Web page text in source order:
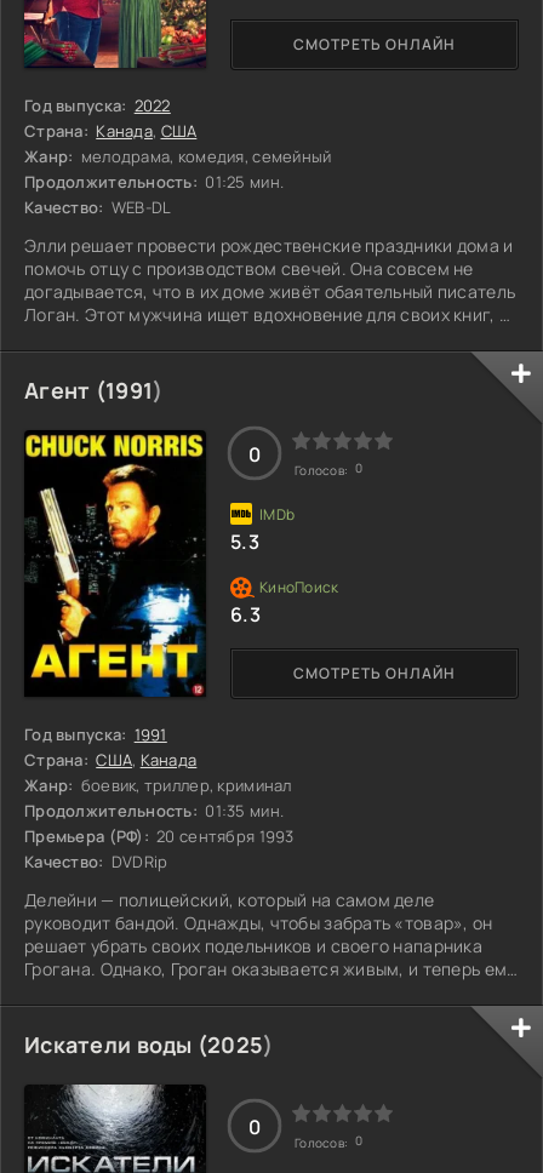
Год выпуска: 2022
Страна: Канада, США
Жанр: мелодрама, комедия, семейный
Продолжительность: 01:25 мин.
Качество: WEB-DL
Элли решает провести рождественские праздники дома и
помочь отцу с производством свечей. Она совсем не
догадывается, что в их доме живёт обаятельный писатель
Логан. Этот мужчина ищет вдохновение для своих книг, и
время как Элли погружается в работу над свечами, между
ней и Логаном возникает нечто большее, чем просто
обычное знакомство. Как сложится их судьба, когда
наступит время выбирать между привычным жизненным
укладом и чем-то
СМОТРЕТЬ ОНЛАЙН
Агент (1991)
Год выпуска: 1991
Страна: США, Канада
Жанр: боевик, триллер, криминал
Продолжительность: 01:35 мин.
Премьера (РФ): 20 сентября 1993
Качество: DVDRip
Делейни — полицейский, который на самом деле
руководит бандой. Однажды, чтобы забрать «товар», он
решает убрать своих подельников и своего напарника
Грогана. Однако, Гроган оказывается живым, и теперь ему
сразиться с мафией. Что станет с Делейни, когда правда
выйдет наружу?
СМОТРЕТЬ ОНЛАЙН
0
Голосов: 0
5.3
6.3
Искатели воды (2025)
0
Голосов: 0